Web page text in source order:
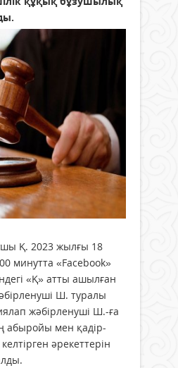
Қ. 2023 жылғы 18
минутта «Facebook»
«Қ» атты ашылған
Ш. туралы
жәбірленуші Ш.-ға
абыройы мен қадiр-
әрекеттерін